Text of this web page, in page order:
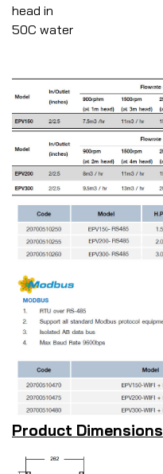
head in
50C water
Product Dimensions